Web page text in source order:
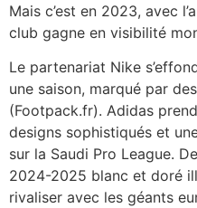
Mais c’est en 2023, avec
club gagne en visibilité
Le partenariat Nike
une saison, marqué par
(Footpack.fr). Adidas
designs sophistiqués et
sur la Saudi Pro League.
2024-2025 blanc et doré
rivaliser avec les géants